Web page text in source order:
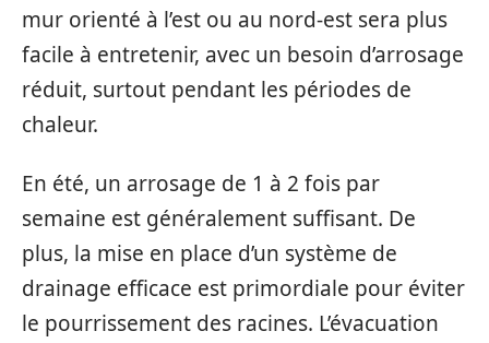
mur orienté à l’est ou au nord-est sera plus
facile à entretenir, avec un besoin d’arrosage
réduit, surtout pendant les périodes de
chaleur.
En été, un arrosage de 1 à 2 fois par
semaine est généralement suffisant. De
plus, la mise en place d’un système de
drainage efficace est primordiale pour éviter
le pourrissement des racines. L’évacuation